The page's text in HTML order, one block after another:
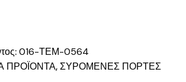
016-ΤΕΜ-0564
ΠΡΟΪΟΝΤΑ,ΣΥΡΟΜΕΝΕΣ ΠΟΡΤΕΣ